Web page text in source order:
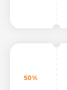
50%